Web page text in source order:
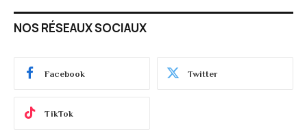
NOS RÉSEAUX SOCIAUX
Facebook Twitter
TikTok